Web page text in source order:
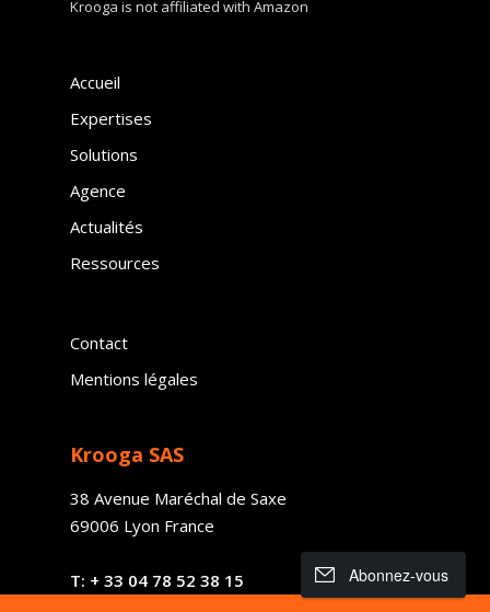
Krooga is not affiliated with Amazon
Accueil
Expertises
Solutions
Agence
Actualités
Ressources
Contact
Mentions légales
Krooga SAS
38 Avenue Maréchal de Saxe
69006 Lyon France
T: + 33 04 78 52 38 15 Abonnez-vous